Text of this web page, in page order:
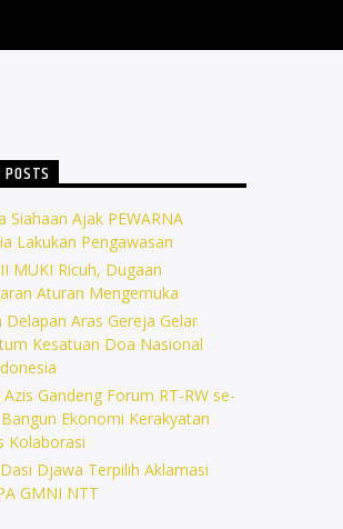
POSTS
Siahaan Ajak PEWARNA
Lakukan Pengawasan
MUKI Ricuh, Dugaan
Aturan Mengemuka
Delapan Aras Gereja Gelar
Kesatuan Doa Nasional
Azis Gandeng Forum RT-RW se-
Ekonomi Kerakyatan
Kolaborasi
Djawa Terpilih Aklamasi
GMNI NTT